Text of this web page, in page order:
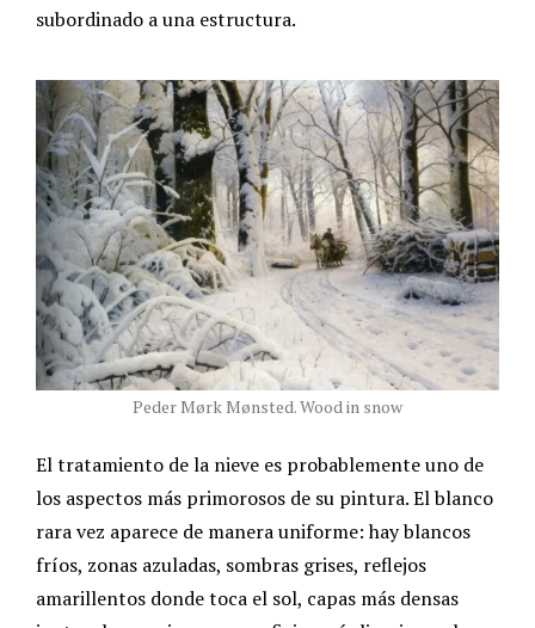
subordinado a una estructura.
Peder Mørk Mønsted. Wood in snow
El tratamiento de la nieve es probablemente uno de
los aspectos más primorosos de su pintura. El blanco
rara vez aparece de manera uniforme: hay blancos
fríos, zonas azuladas, sombras grises, reflejos
amarillentos donde toca el sol, capas más densas